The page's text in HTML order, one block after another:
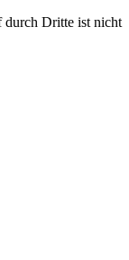
durch Dritte ist nicht